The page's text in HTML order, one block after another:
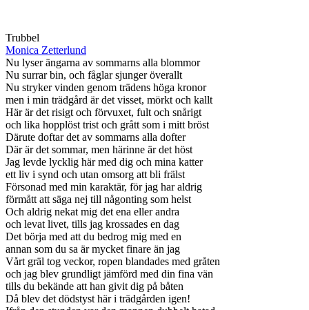
Trubbel
Monica Zetterlund
Nu lyser ängarna av sommarns alla blommor
Nu surrar bin, och fåglar sjunger överallt
Nu stryker vinden genom trädens höga kronor
men i min trädgård är det visset, mörkt och kallt
Här är det risigt och förvuxet, fult och snårigt
och lika hopplöst trist och grått som i mitt bröst
Därute doftar det av sommarns alla dofter
Där är det sommar, men härinne är det höst
Jag levde lycklig här med dig och mina katter
ett liv i synd och utan omsorg att bli frälst
Försonad med min karaktär, för jag har aldrig
förmått att säga nej till någonting som helst
Och aldrig nekat mig det ena eller andra
och levat livet, tills jag krossades en dag
Det börja med att du bedrog mig med en
annan som du sa är mycket finare än jag
Vårt gräl tog veckor, ropen blandades med gråten
och jag blev grundligt jämförd med din fina vän
tills du bekände att han givit dig på båten
Då blev det dödstyst här i trädgården igen!